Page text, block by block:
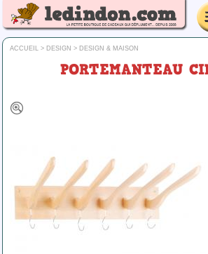
ACCUEIL > DESIGN > DESIGN & MAISON
PORTEMANTEAU